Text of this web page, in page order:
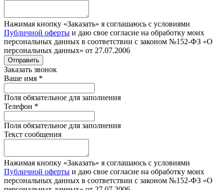
Нажимая кнопку «Заказать» я соглашаюсь с условиями
Публичной оферты и даю свое согласие на обработку моих
персональных данных в соответствии с законом №152-ФЗ «О
персональных данных» от 27.07.2006
Отправить
Заказать звонок
Ваше имя *
Поля обязательное для заполнения
Телефон *
Поля обязательное для заполнения
Текст сообщения
Нажимая кнопку «Заказать» я соглашаюсь с условиями
Публичной оферты и даю свое согласие на обработку моих
персональных данных в соответствии с законом №152-ФЗ «О